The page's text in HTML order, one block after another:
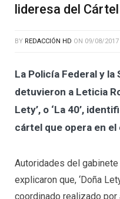
lideresa del
BY REDACCIÓN HD ON 09/08/2017
La Policía Federal y
detuvieron a Leticia
Lety’, o ‘La 40’,
cártel que opera en el
Autoridades del
explicaron que, ‘Doña
coordinado realizado